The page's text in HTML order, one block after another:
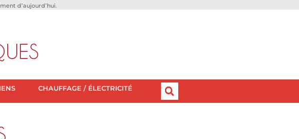
d’aujourd’hui.
CHAUFFAGE / ÉLECTRICITÉ